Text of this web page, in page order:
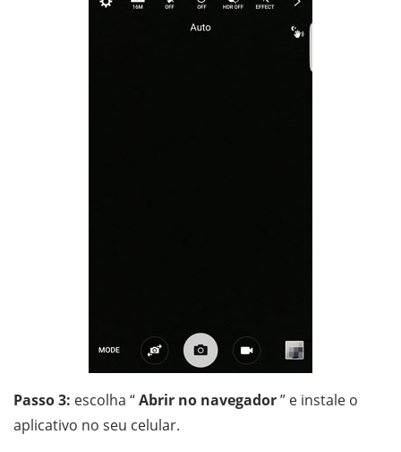
Passo 3: escolha “Abrir no navegador” e instale o
aplicativo no seu celular.